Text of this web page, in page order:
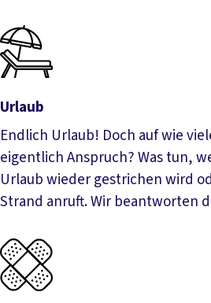
Urlaub
Endlich Urlaub! Doch auf wie
eigentlich Anspruch? Was tun,
Urlaub wieder gestrichen wird
Strand anruft. Wir beantworten
Urlaub